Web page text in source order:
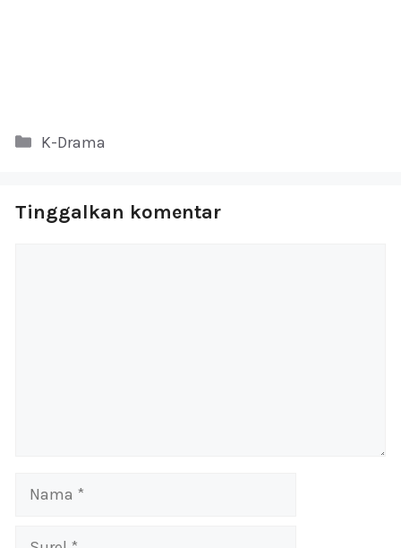
Kategori
K-Drama
Tinggalkan komentar
Nama
Surel